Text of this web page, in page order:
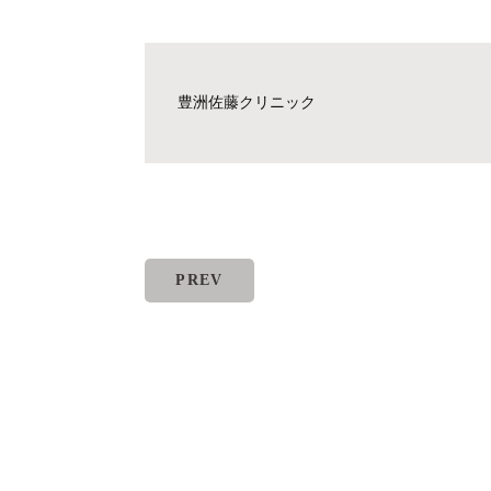
豊洲佐藤クリニック
PREV